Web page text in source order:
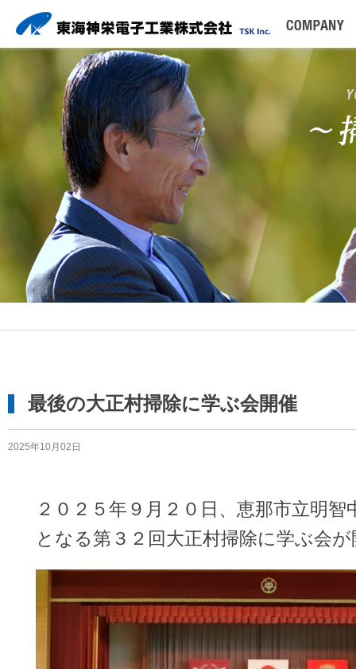
最後の大正村掃除に学ぶ会開催
2025年10月02日
２０２５年９月２０日、恵那市立明
となる第３２回大正村掃除に学ぶ会